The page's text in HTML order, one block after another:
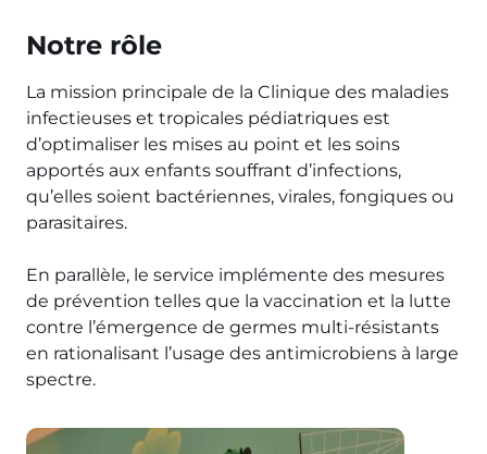
Notre rôle
La mission principale de la Clinique des maladies
infectieuses et tropicales pédiatriques est
d’optimaliser les mises au point et les soins
apportés aux enfants souffrant d’infections,
qu’elles soient bactériennes, virales, fongiques ou
parasitaires.
En parallèle, le service implémente des mesures
de prévention telles que la vaccination et la lutte
contre l’émergence de germes multi-résistants
en rationalisant l’usage des antimicrobiens à large
spectre.